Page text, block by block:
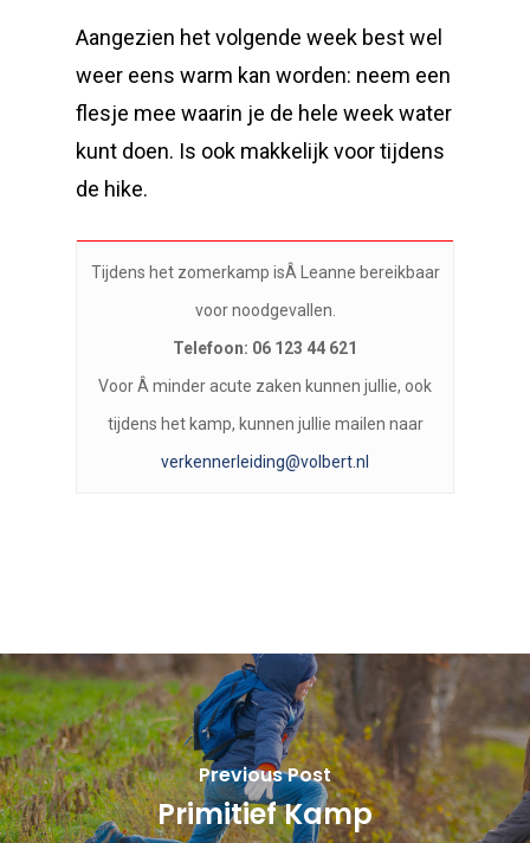
Aangezien het volgende week best wel
weer eens warm kan worden: neem een
flesje mee waarin je de hele week water
kunt doen. Is ook makkelijk voor tijdens
de hike.
Tijdens het zomerkamp isÂ Leanne bereikbaar
voor noodgevallen.
Telefoon: 06 123 44 621
Voor Â minder acute zaken kunnen jullie, ook
tijdens het kamp, kunnen jullie mailen naar
verkennerleiding@volbert.nl
Previous Post
Primitief Kamp